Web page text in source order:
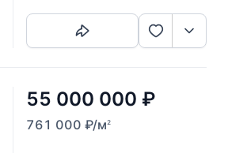
55 000 000 ₽
761 000 ₽/м2